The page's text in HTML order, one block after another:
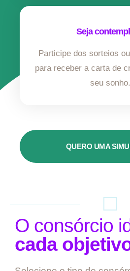
Seja
Participe dos sorteios
para receber a carta de
seu sonho.
QUERO UMA
O consórcio
cada